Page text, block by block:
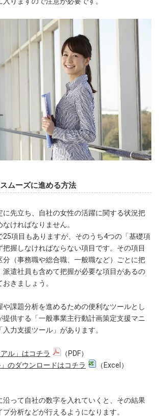
ムーズに進める方法
に先立ち、自社の女性の活躍に関する状況把
ければなりません。
25項目もありますが、そのうち4つの「基礎項
把握しなければならない項目です。その項目
分（事務職や総合職、一般職など）ごとに把
派遣社員も含めて把握が必要な項目があるの
きましょう。
や課題分析を進めるための便利なツールとし
提供する「一般事業主行動計画策定支援マニ
力支援ツール」があります。
ル」はコチラ
（PDF）
」のダウンロードはコチラ （Excel）
沿って自社の数字を入れていくと、その結果
分析などが行えるようになります。